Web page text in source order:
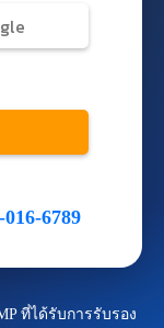
6789
ที่ได้รับการรับรอง